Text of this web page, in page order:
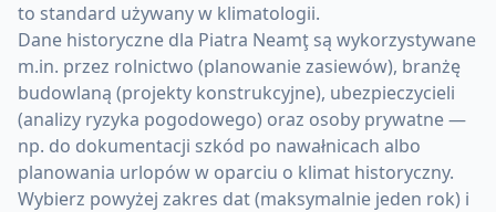
to standard używany w klimatologii.
Dane historyczne dla Piatra Neamţ są wykorzystywane
m.in. przez rolnictwo (planowanie zasiewów), branżę
budowlaną (projekty konstrukcyjne), ubezpieczycieli
(analizy ryzyka pogodowego) oraz osoby prywatne —
np. do dokumentacji szkód po nawałnicach albo
planowania urlopów w oparciu o klimat historyczny.
Wybierz powyżej zakres dat (maksymalnie jeden rok) i